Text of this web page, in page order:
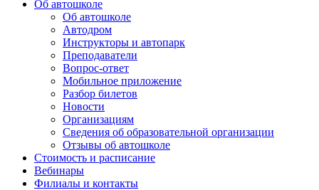
Об автошколе
Об автошколе
Автодром
Инструкторы и автопарк
Преподаватели
Вопрос-ответ
Мобильное приложение
Разбор билетов
Новости
Организациям
Сведения об образовательной организации
Отзывы об автошколе
Стоимость и расписание
Вебинары
Филиалы и контакты